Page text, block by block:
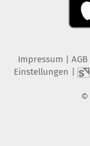
Impressum AGB
Einstellungen
©